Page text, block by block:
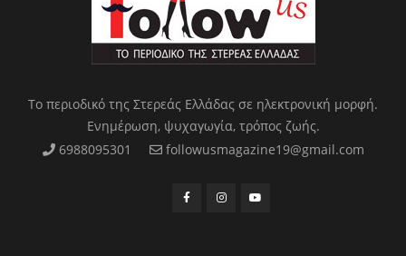
Το περιοδικό της Στερεάς Ελλάδας σε ηλεκτρονική μορφή.
Ενημέρωση, ψυχαγωγία, τρόπος ζωής.
6988095301
followusmagazine19@gmail.com